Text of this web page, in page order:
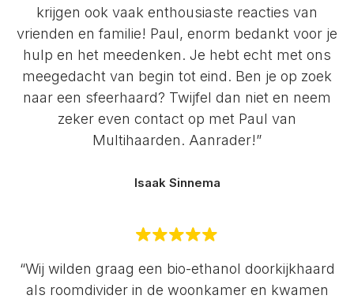
krijgen ook vaak enthousiaste reacties van
vrienden en familie! Paul, enorm bedankt voor je
hulp en het meedenken. Je hebt echt met ons
meegedacht van begin tot eind. Ben je op zoek
naar een sfeerhaard? Twijfel dan niet en neem
zeker even contact op met Paul van
Multihaarden. Aanrader!”
Isaak Sinnema
“Wij wilden graag een bio-ethanol doorkijkhaard
als roomdivider in de woonkamer en kwamen